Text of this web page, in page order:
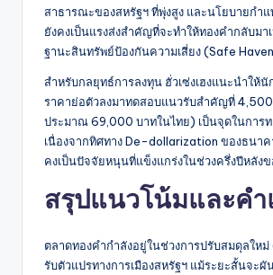
สาธารณะของสหรัฐฯ ที่พุ่งสูง และนโยบายกำ
ยังคงเป็นแรงส่งสำคัญที่จะทำให้ทองคำกลับมา
ฐานะสินทรัพย์ป้องกันความเสี่ยง (Safe
สำหรับกลยุทธ์การลงทุน ฮั่วเซ่งเฮงแนะนำให้
ราคาย่อตัวลงมาทดสอบแนวรับสำคัญที่
ประมาณ 69,000 บาทในไทย) เป็นจุดในการ
เนื่องจากทิศทาง De-dollarization ของธนาค
คงเป็นปัจจัยหนุนที่แข็งแกร่งในช่วงครึ่งปีหลัง
สรุปแนวโน้มและค
ตลาดทองคำกำลังอยู่ในช่วงการปรับสมดุลให
รับตัวแปรทางการเมืองสหรัฐฯ แม้ระยะสั้นจะ